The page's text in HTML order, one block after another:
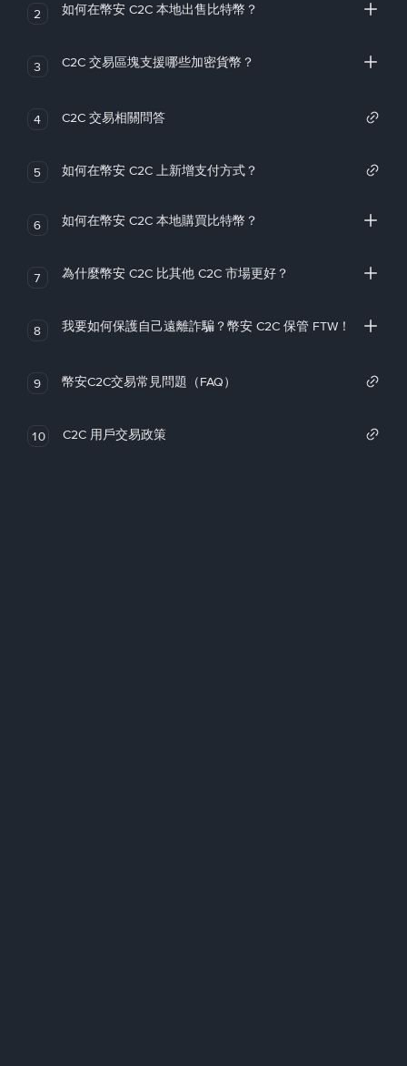
2 如何在幣安 C2C 本地出售比特幣？
3 C2C 交易區塊支援哪些加密貨幣？
4 C2C 交易相關問答
5 如何在幣安 C2C 上新增支付方式？
6 如何在幣安 C2C 本地購買比特幣？
7 為什麼幣安 C2C 比其他 C2C 市場更好？
8 我要如何保護自己遠離詐騙？幣安 C2C 保管 FTW！
9 幣安C2C交易常見問題（FAQ）
10 C2C 用戶交易政策